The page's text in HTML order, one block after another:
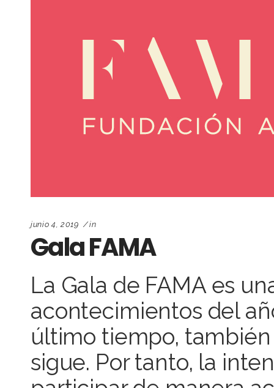
junio 4, 2019 in
Gala FAMA
La Gala de FAMA es
acontecimientos del
último tiempo,
sigue. Por tanto, la